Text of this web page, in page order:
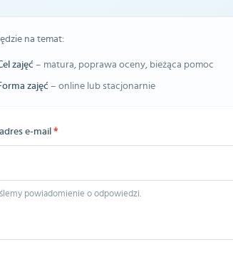
na temat:
zajęć – matura, poprawa oceny, bieżąca pomoc
zajęć – online lub stacjonarnie
adres e-mail *
powiadomienie o odpowiedzi.